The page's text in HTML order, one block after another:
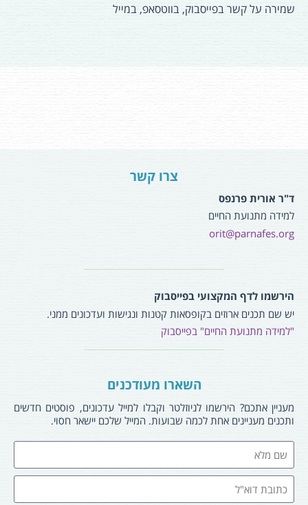
שמירה על קשר בפייסבוק, בווטסאפ, במייל
צרו קשר
ד"ר אורית פרנפס
למידה מתנועת החיים
orit@parnafes.org
הירשמו לדף המקצועי בפייסבוק
יש שם תכנים ארוזים בקופסאות קטנות ונגישות ועדכונים ממני.
"למידה מתנועת החיים" בפייסבוק
השארו מעודכנים
מעניין אתכם? הירשמו לניוזלטר וקבלו למייל עדכונים, פוסטים חדשים
ותכנים מעניינים אחת לכמה שבועות. המייל שלכם יישאר חסוי.